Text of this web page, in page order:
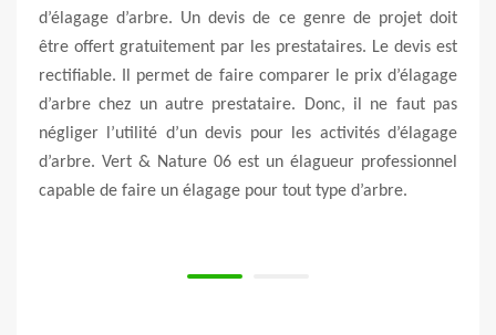
d’élagage d’arbre. Un devis de ce genre de projet doit
être offert gratuitement par les prestataires. Le devis est
rectifiable. Il permet de faire comparer le prix d’élagage
d’arbre chez un autre prestataire. Donc, il ne faut pas
négliger l’utilité d’un devis pour les activités d’élagage
d’arbre. Vert & Nature 06 est un élagueur professionnel
capable de faire un élagage pour tout type d’arbre.